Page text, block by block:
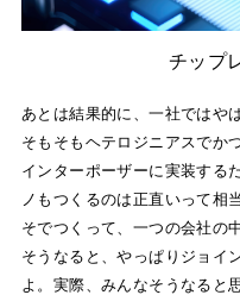
チップ
あとは結果的に、一社ではや
そもそもヘテロジニアスでか
インターポーザーに実装する
ノもつくるのは正直いって相
そでつくって、一つの会社の
そうなると、やっぱりジョイ
よ。実際、みんなそうなると